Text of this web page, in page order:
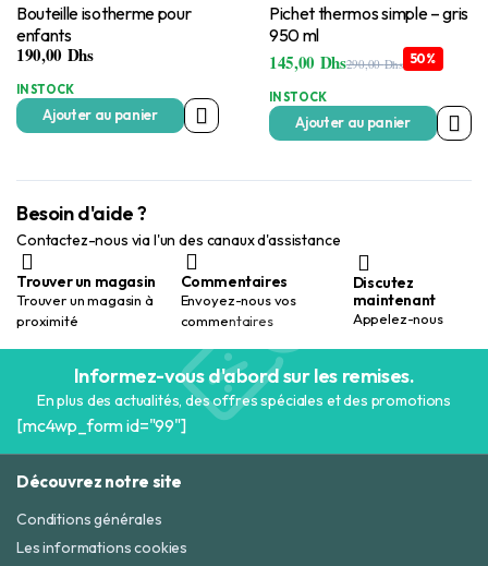
Bouteille isotherme pour
enfants
190,00 Dhs
IN STOCK
Ajouter au panier
Pichet thermos simple – gris
950 ml
290,00Dhs
Le
prix
initial
était :
290,00 Dhs.
145,00 Dhs
Le
prix
actuel
est :
145,00 Dhs.
50%
IN STOCK
Ajouter au panier
Besoin d'aide ?
Contactez-nous via l'un des canaux d'assistance
Trouver un magasin
Trouver un magasin à
proximité
Commentaires
Envoyez-nous vos
commentaires
Discutez
maintenant
Appelez-nous
Informez-vous d'abord sur les remises.
En plus des actualités, des offres spéciales et des promotions
[mc4wp_form id="99"]
Découvrez notre site
Conditions générales
Les informations cookies